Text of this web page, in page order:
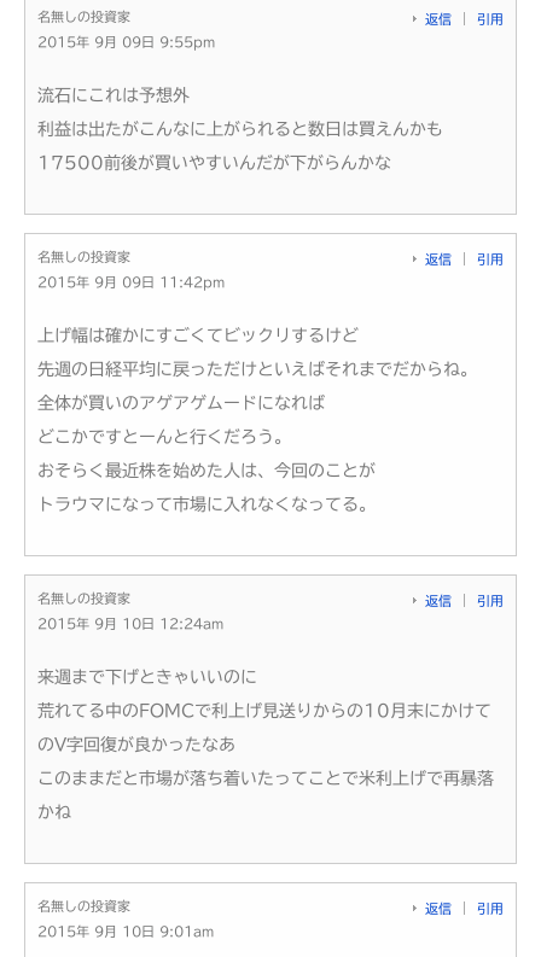
名無しの投資家
2015年 9月 09日 9:55pm
返信 引用
流石にこれは予想外
利益は出たがこんなに上がられると数日は買えんかも
17500前後が買いやすいんだが下がらんかな
名無しの投資家
2015年 9月 09日 11:42pm
返信 引用
上げ幅は確かにすごくてビックリするけど
先週の日経平均に戻っただけといえばそれまでだからね。
全体が買いのアゲアゲムードになれば
どこかですとーんと行くだろう。
おそらく最近株を始めた人は、今回のことが
トラウマになって市場に入れなくなってる。
名無しの投資家
2015年 9月 10日 12:24am
返信 引用
来週まで下げときゃいいのに
荒れてる中のFOMCで利上げ見送りからの10月末にかけて
のV字回復が良かったなあ
このままだと市場が落ち着いたってことで米利上げで再暴落
かね
名無しの投資家
2015年 9月 10日 9:01am
返信 引用